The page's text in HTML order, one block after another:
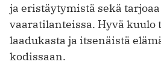
ja eristäytymistä sekä
vaaratilanteissa. Hyvä kuulo
laadukasta ja itsenäistä
kodissaan.